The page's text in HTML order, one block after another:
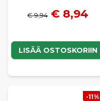
€ 9,94 € 8,94
LISÄÄ OSTOSKORIIN
-11%